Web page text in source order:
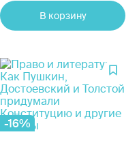
навязчивой одержимости
В корзину
-16%